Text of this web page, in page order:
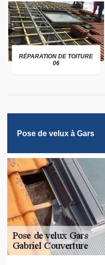
RÉPARATION DE TOITURE
06
Pose de velux à Gars